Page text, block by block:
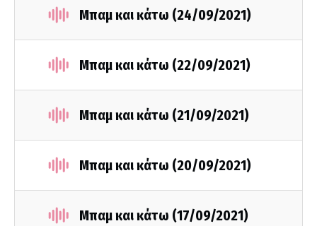
Μπαμ και κάτω (24/09/2021)
Μπαμ και κάτω (22/09/2021)
Μπαμ και κάτω (21/09/2021)
Μπαμ και κάτω (20/09/2021)
Μπαμ και κάτω (17/09/2021)